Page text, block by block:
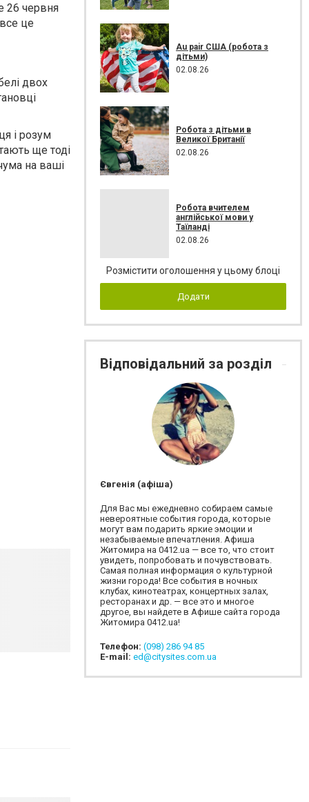
26 червня
це
двох
і розум
ще тоді
на ваші
Au pair США (робота з
дітьми)
02.08.26
Робота з дітьми в
Великої Британії
02.08.26
Робота вчителем
англійської мови у
Таїланді
02.08.26
Розмістити оголошення у цьому блоці
Додати
Відповідальний за розділ
Євгенія (афіша)
Для Вас мы ежедневно собираем самые
невероятные события города, которые
могут вам подарить яркие эмоции и
незабываемые впечатления. Афиша
Житомира на 0412.ua — все то, что стоит
увидеть, попробовать и почувствовать.
Самая полная информация о культурной
жизни города! Все события в ночных
клубах, кинотеатрах, концертных залах,
ресторанах и др. — все это и многое
другое, вы найдете в Афише сайта города
Житомира 0412.ua!
Телефон: (098) 286 94 85
E-mail: ed@citysites.com.ua